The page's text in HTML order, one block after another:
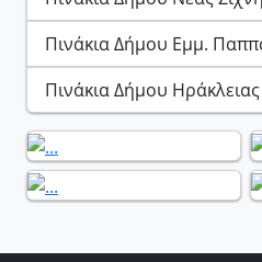
Πινάκια Δήμου Εμμ.
Πινάκια Δήμου Ηράκλειας